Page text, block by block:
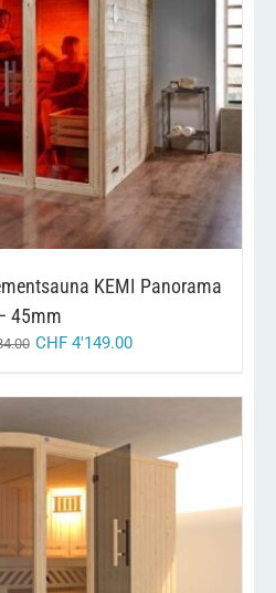
WÄHLEN DIESES
PRODUKT
WEIST
MEHRERE
VARIANTEN
AUF.
DIE
OPTIONEN
KÖNNEN
DER
WERDEN
/ DETAILS
KEMI Panorama
45mm
CHF4'149.00
WÄHLEN DIESES
PRODUKT
/ DETAILS